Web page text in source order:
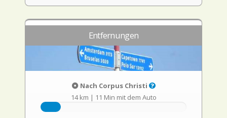
Entfernungen
Nach Corpus Christi
14 km | 11 Min mit dem Auto